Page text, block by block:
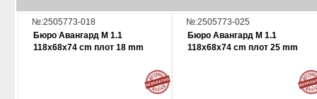
№:2505773-018
Бюро Авангард М 1.1
118x68x74 cm плот 18 mm
№:2505773-025
Бюро Авангард М 1.1
118x68x74 cm плот 25 mm